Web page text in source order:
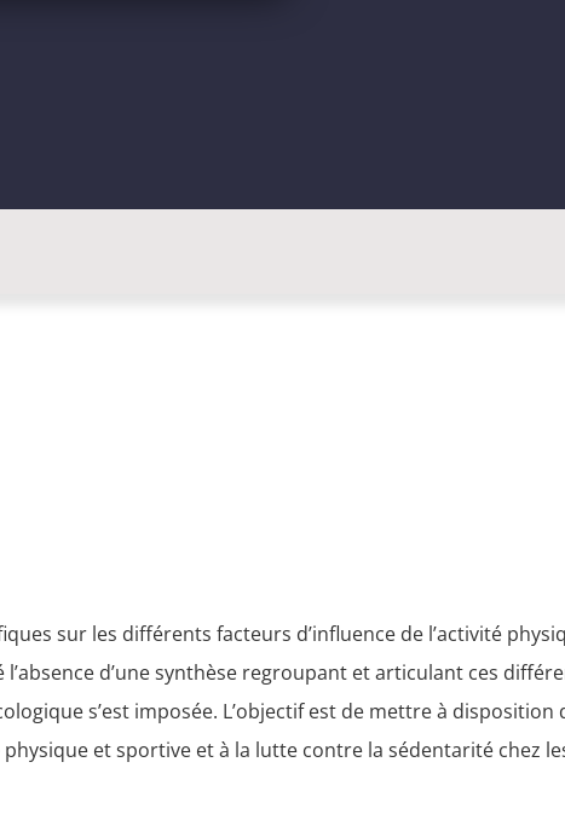
sur les différents facteurs d’influence de l’activité
l’absence d’une synthèse regroupant et articulant ces
s’est imposée. L’objectif est de mettre à
et sportive et à la lutte contre la sédentarité chez